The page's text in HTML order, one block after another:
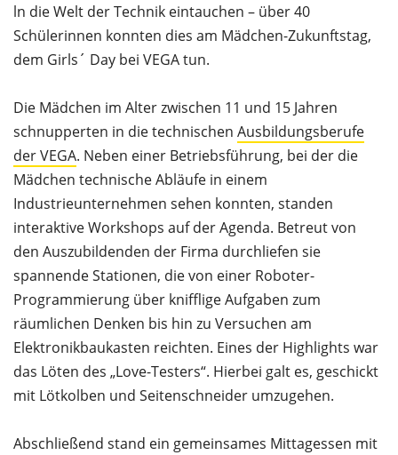
ln die Welt der Technik eintauchen – über 40
Schülerinnen konnten dies am Mädchen-Zukunftstag,
dem Girls´ Day bei VEGA tun.
Die Mädchen im Alter zwischen 11 und 15 Jahren
schnupperten in die technischen Ausbildungsberufe
der VEGA. Neben einer Betriebsführung, bei der die
Mädchen technische Abläufe in einem
Industrieunternehmen sehen konnten, standen
interaktive Workshops auf der Agenda. Betreut von
den Auszubildenden der Firma durchliefen sie
spannende Stationen, die von einer Roboter-
Programmierung über knifflige Aufgaben zum
räumlichen Denken bis hin zu Versuchen am
Elektronikbaukasten reichten. Eines der Highlights war
das Löten des „Love-Testers“. Hierbei galt es, geschickt
mit Lötkolben und Seitenschneider umzugehen.
Abschließend stand ein gemeinsames Mittagessen mit